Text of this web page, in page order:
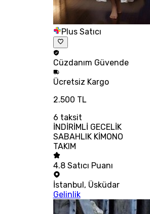
Plus Satıcı
Cüzdanım Güvende
Ücretsiz Kargo
2.500 TL
6 taksit
İNDİRİMLİ GECELİK
SABAHLIK KİMONO
TAKIM
4.8 Satıcı Puanı
İstanbul, Üsküdar
Gelinlik